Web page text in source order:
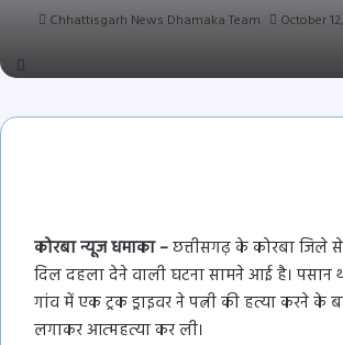
Chhattisgarh News Dhamaka Team October
कोरबा न्यूज धमाका –छत्तीसगढ़ के कोरबा जिले
दिल दहला देने वाली घटना सामने आई है। पसान
गांव में एक ट्रक ड्राइवर ने पत्नी की हत्या करने के
लगाकर आत्महत्या कर ली।